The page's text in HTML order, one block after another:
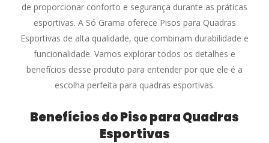
de proporcionar conforto e segurança durante as práticas
esportivas. A Só Grama oferece Pisos para Quadras
Esportivas de alta qualidade, que combinam durabilidade e
funcionalidade. Vamos explorar todos os detalhes e
benefícios desse produto para entender por que ele é a
escolha perfeita para quadras esportivas.
Benefícios do Piso para Quadras
Esportivas